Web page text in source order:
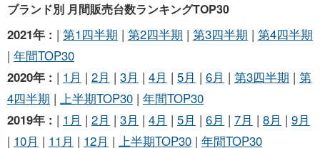
ブランド別 月間販売台数ランキングTOP30
2021年 : | 第1四半期 | 第2四半期 | 第3四半期 | 第4四半期
| 年間TOP30
2020年 : | 1月 | 2月 | 3月 | 4月 | 5月 | 6月 | 第3四半期 | 第
4四半期 | 上半期TOP30 | 年間TOP30
2019年 : | 1月 | 2月 | 3月 | 4月 | 5月 | 6月 | 7月 | 8月 | 9月
| 10月 | 11月 | 12月 | 上半期TOP30 | 年間TOP30